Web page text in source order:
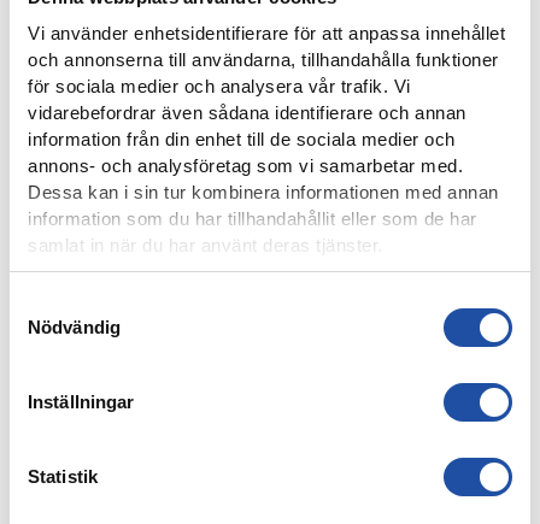
Vi använder enhetsidentifierare för att anpassa innehållet
och annonserna till användarna, tillhandahålla funktioner
för sociala medier och analysera vår trafik. Vi
vidarebefordrar även sådana identifierare och annan
information från din enhet till de sociala medier och
annons- och analysföretag som vi samarbetar med.
Dessa kan i sin tur kombinera informationen med annan
information som du har tillhandahållit eller som de har
samlat in när du har använt deras tjänster.
Nödvändig
Inställningar
Statistik
NOELS STORA SHOW I 3-0-SEGERN – “OTROLIG KÄNSLA
MED VÅRA FANS”